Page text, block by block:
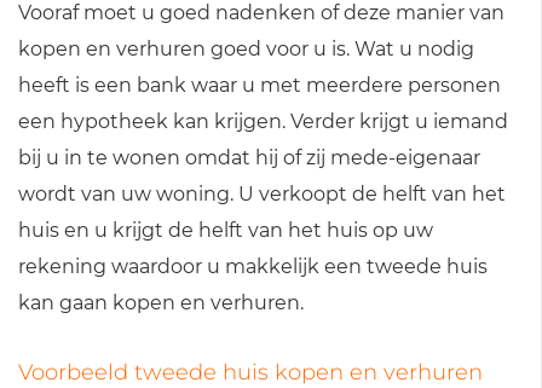
Vooraf moet u goed nadenken of deze manier van
kopen en verhuren goed voor u is. Wat u nodig
heeft is een bank waar u met meerdere personen
een hypotheek kan krijgen. Verder krijgt u iemand
bij u in te wonen omdat hij of zij mede-eigenaar
wordt van uw woning. U verkoopt de helft van het
huis en u krijgt de helft van het huis op uw
rekening waardoor u makkelijk een tweede huis
kan gaan kopen en verhuren.
Voorbeeld tweede huis kopen en verhuren